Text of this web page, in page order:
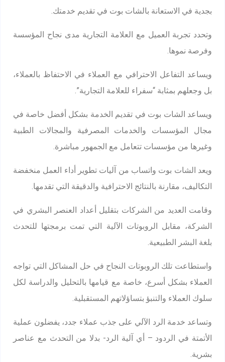
بجدية في الاستعانة بالشات بوت في تقديم خدمتك.
وتحدد تجربة العميل مع العلامة التجارية مدى نجاح المؤسسة
وفرصة نموها.
ويساعد التفاعل الاحترافي مع العملاء في الاحتفاظ بالعملاء،
بل وجعلهم بمثابة “سفراء للعلامة التجارية”.
ويساعد الشات بوت في تقديم الخدمة بشكل أفضل خاصة في
مجال المؤسسات والخدمات المصرفية والمجالات الطبية
وغيرها من مؤسسات تتعامل مع الجمهور مباشرة.
ويعد الشات بوت واتساب من آليات تطوير أداء العمل منخفضة
التكاليف، مقارنة بالنتائج الاحترافية والدقيقة التي تقدمها.
وقامت العديد من الشركات بتقليل أعداد العنصر البشري في
الشركة، مقابل الروبوتات الآلية التي تمت برمجتها للتحدث
بلغة البشر الطبيعية.
واستطاعت تلك الروبوتات النجاح في حل المشاكل التي تواجه
العملاء بشكل أسرع، خاصة مع قيامها بالتحليل والدراسة لكل
سلوك العملاء والتنبؤ بتساؤلاتهم المستقبلية.
وتساعد خدمة الرد الآلي على جذب عملاء جدد، يفضلون عملية
الأتمتة في الردود – أي آلية الرد- بدلا من التحدث مع عناصر
بشرية.